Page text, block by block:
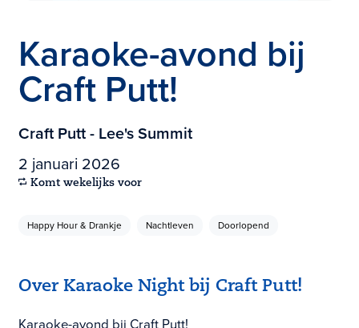
Karaoke-avond bij
Craft Putt!
Craft Putt - Lee's Summit
2 januari 2026
Komt wekelijks voor
Happy Hour & Drankje Nachtleven Doorlopend
Over Karaoke Night bij Craft Putt!